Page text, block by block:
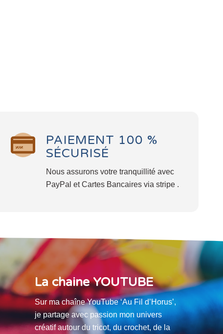
PAIEMENT 100 %
SÉCURISÉ
Nous assurons votre tranquillité avec
PayPal et Cartes Bancaires via stripe .
La chaine YOUTUBE
Sur ma chaîne YouTube ‘Au Fil d’Horus’,
je partage avec passion mon univers
créatif autour du tricot, du crochet, de la